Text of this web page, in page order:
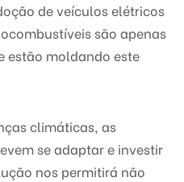
de veículos elétricos
são apenas
estão moldando este
climáticas, as
se adaptar e investir
nos permitirá não